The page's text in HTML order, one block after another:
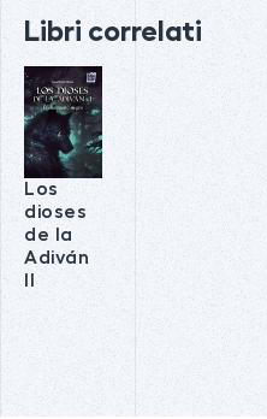
Libri correlati
Los
dioses
de la
Adiván